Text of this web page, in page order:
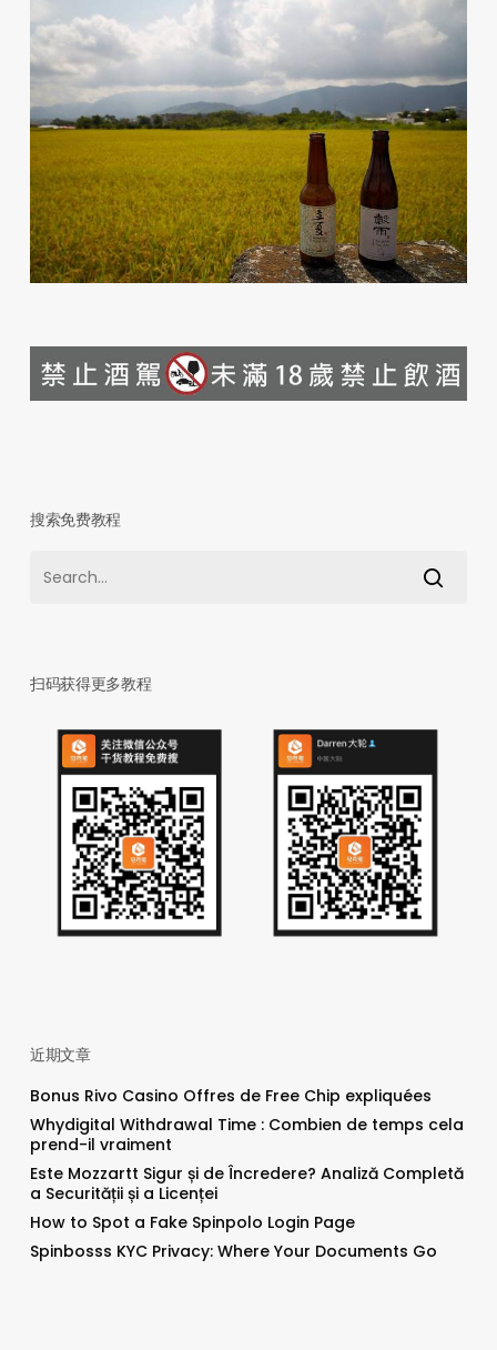
搜索免费教程
扫码获得更多教程
近期文章
Bonus Rivo Casino Offres de Free Chip expliquées
Whydigital Withdrawal Time : Combien de temps cela
prend-il vraiment
Este Mozzartt Sigur și de Încredere? Analiză Completă
a Securității și a Licenței
How to Spot a Fake Spinpolo Login Page
Spinbosss KYC Privacy: Where Your Documents Go